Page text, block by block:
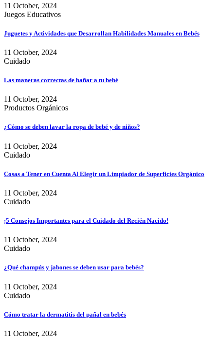
11 October, 2024
Juegos Educativos
Juguetes y Actividades que Desarrollan Habilidades Manuales en Bebés
11 October, 2024
Cuidado
Las maneras correctas de bañar a tu bebé
11 October, 2024
Productos Orgánicos
¿Cómo se deben lavar la ropa de bebé y de niños?
11 October, 2024
Cuidado
Cosas a Tener en Cuenta Al Elegir un Limpiador de Superficies Orgánico
11 October, 2024
Cuidado
¡5 Consejos Importantes para el Cuidado del Recién Nacido!
11 October, 2024
Cuidado
¿Qué champús y jabones se deben usar para bebés?
11 October, 2024
Cuidado
Cómo tratar la dermatitis del pañal en bebés
11 October, 2024